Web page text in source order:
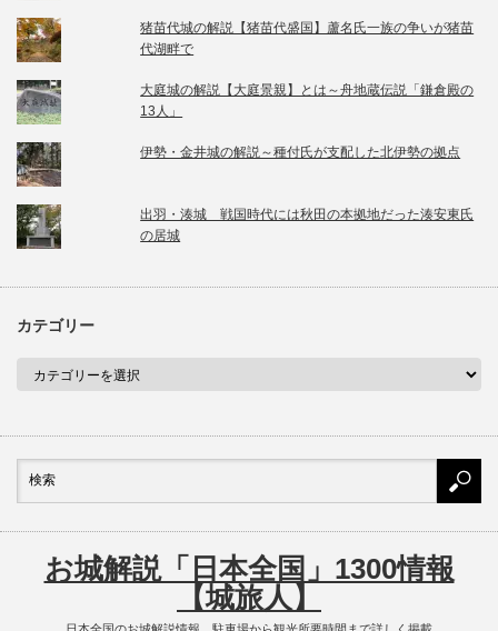
猪苗代城の解説【猪苗代盛国】蘆名氏一族の争いが猪苗
代湖畔で
大庭城の解説【大庭景親】とは～舟地蔵伝説「鎌倉殿の
13人」
伊勢・金井城の解説～種付氏が支配した北伊勢の拠点
出羽・湊城 戦国時代には秋田の本拠地だった湊安東氏
の居城
カテゴリー
お城解説「日本全国」1300情報
【城旅人】